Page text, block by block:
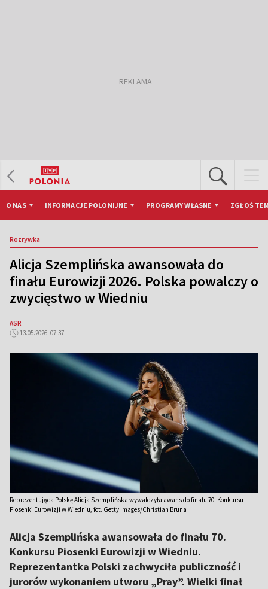
O NAS INFORMACJE POLONIJNE PROGRAMY WŁASNE ZGŁOŚ
Rozrywka
Alicja Szemplińska awansowała do
finału Eurowizji 2026. Polska powalczy o
zwycięstwo w Wiedniu
ASR
13.05.2026, 07:37
Reprezentująca Polskę Alicja Szemplińska wywalczyła awans do finału 70. Konkursu
Piosenki Eurowizji w Wiedniu, fot. Getty Images/Christian Bruna
Alicja Szemplińska awansowała do finału 70.
Konkursu Piosenki Eurowizji w Wiedniu.
Reprezentantka Polski zachwyciła publiczność i
jurorów wykonaniem utworu „Pray”. Wielki finał